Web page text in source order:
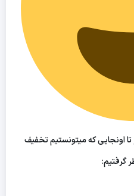
اونجایی که میتونستیم تخفیف
گرفتیم: